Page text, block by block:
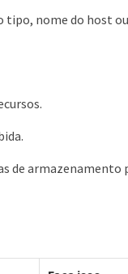
nome do host
de armazenamento